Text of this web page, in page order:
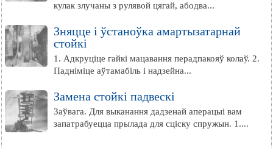
кулак злучаны з рулявой цягай, абодва...
Зняцце і ўстаноўка амартызатарнай
стойкі
1. Адкруціце гайкі мацавання перадпакояў колаў. 2.
Падніміце аўтамабіль і надзейна...
Замена стойкі падвескі
Заўвага. Для выканання дадзенай аперацыі вам
запатрабуецца прылада для сціску спружын. 1....